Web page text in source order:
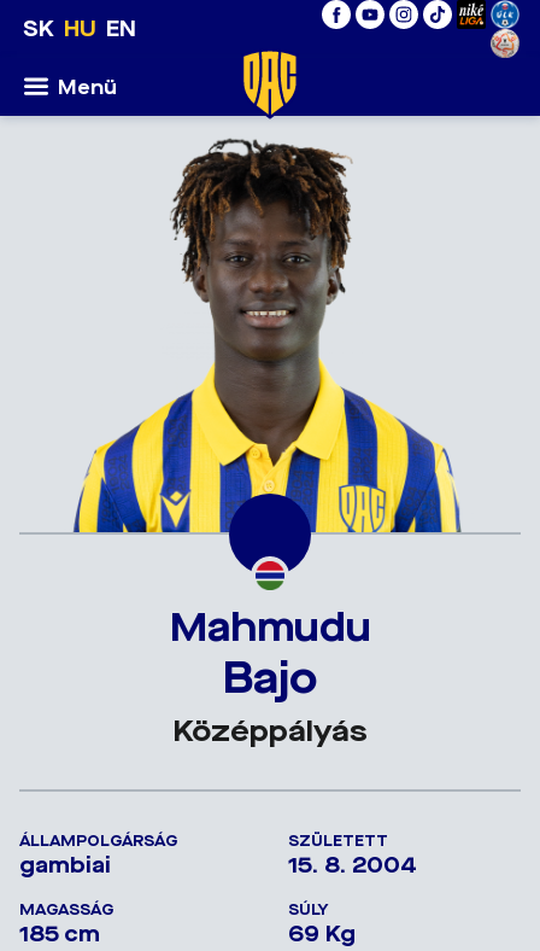
SK HU EN
Menü
Mahmudu
Bajo
Középpályás
ÁLLAMPOLGÁRSÁG
gambiai
SZÜLETETT
15. 8. 2004
MAGASSÁG
185 cm
SÚLY
69 Kg